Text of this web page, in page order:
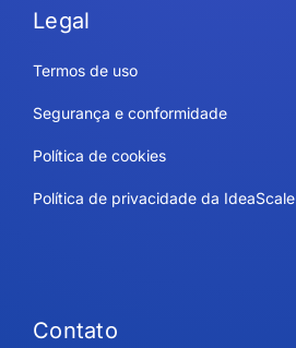
Legal
Termos de uso
Segurança e conformidade
Política de cookies
Política de privacidade da IdeaScale
Contato